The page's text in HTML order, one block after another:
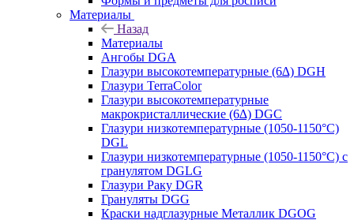
Материалы
Назад
Материалы
Ангобы DGA
Глазури высокотемпературные (6∆) DGH
Глазури TerraColor
Глазури высокотемпературные
макрокристаллические (6∆) DGC
Глазури низкотемпературные (1050-1150°С)
DGL
Глазури низкотемпературные (1050-1150°С) с
гранулятом DGLG
Глазури Раку DGR
Грануляты DGG
Краски надглазурные Металлик DGOG